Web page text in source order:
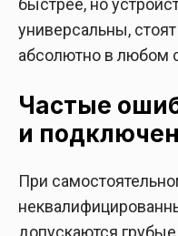
быстрее, но
универсальны,
абсолютно в любом
Частые
и
При